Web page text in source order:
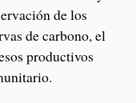
de los
de carbono, el
productivos